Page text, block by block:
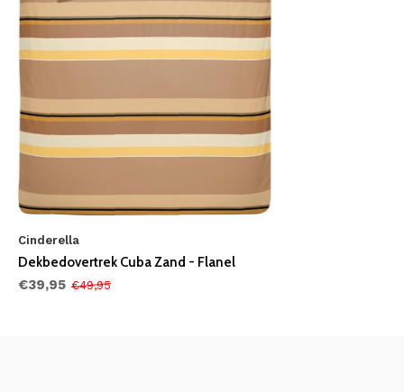
Cinderella
Dekbedovertrek Cuba Zand - Flanel
€39,95 €49,95